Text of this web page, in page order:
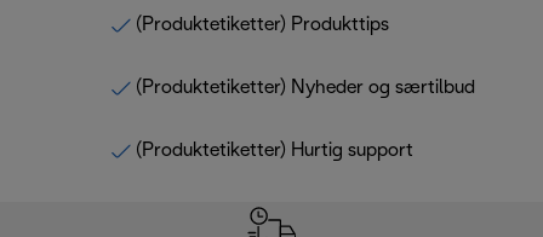
(Produktetiketter) Produkttips
(Produktetiketter) Nyheder og særtilbud
(Produktetiketter) Hurtig support